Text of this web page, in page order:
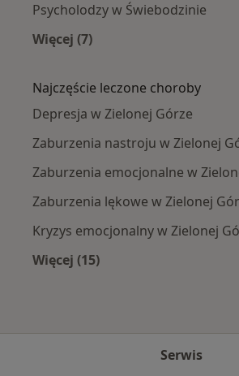
Psycholodzy w Świebodzinie
Więcej (7)
Najczęście leczone choroby
Depresja w Zielonej Górze
Zaburzenia nastroju w Zielonej
Zaburzenia emocjonalne w
Zaburzenia lękowe w Zielonej
Kryzys emocjonalny w Zielonej
Więcej (15)
Serwis